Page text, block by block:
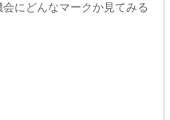
にどんなマークか見てみる